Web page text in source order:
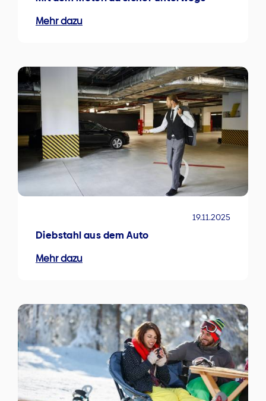
Mehr dazu
19.11.2025
Diebstahl aus dem Auto
Mehr dazu